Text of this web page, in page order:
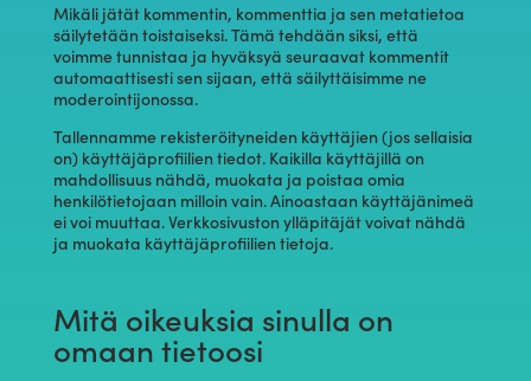
Mikäli jätät kommentin, kommenttia ja sen metatietoa
säilytetään toistaiseksi. Tämä tehdään siksi, että
voimme tunnistaa ja hyväksyä seuraavat kommentit
automaattisesti sen sijaan, että säilyttäisimme ne
moderointijonossa.
Tallennamme rekisteröityneiden käyttäjien (jos sellaisia
on) käyttäjäprofiilien tiedot. Kaikilla käyttäjillä on
mahdollisuus nähdä, muokata ja poistaa omia
henkilötietojaan milloin vain. Ainoastaan käyttäjänimeä
ei voi muuttaa. Verkkosivuston ylläpitäjät voivat nähdä
ja muokata käyttäjäprofiilien tietoja.
Mitä oikeuksia sinulla on
omaan tietoosi